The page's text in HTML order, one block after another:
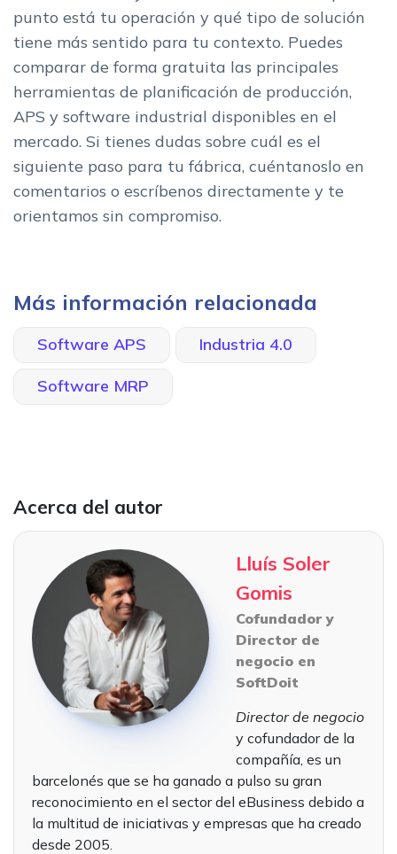
punto está tu operación y qué tipo de solución
tiene más sentido para tu contexto. Puedes
comparar de forma gratuita las principales
herramientas de planificación de producción,
APS y software industrial disponibles en el
mercado. Si tienes dudas sobre cuál es el
siguiente paso para tu fábrica, cuéntanoslo en
comentarios o escríbenos directamente y te
orientamos sin compromiso.
Más información relacionada
Software APS Industria 4.0
Software MRP
Acerca del autor
Lluís Soler
Gomis
Cofundador y
Director de
negocio en
SoftDoit
Director de negocio
y cofundador de la
compañía, es un
barcelonés que se ha ganado a pulso su gran
reconocimiento en el sector del eBusiness debido a
la multitud de iniciativas y empresas que ha creado
desde 2005.